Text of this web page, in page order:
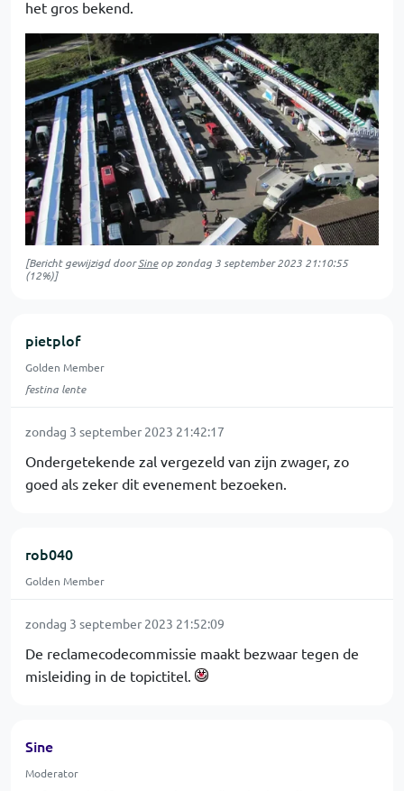
het gros bekend.
[Bericht gewijzigd doorSineop zondag 3 september 2023 21:10:55
(12%)]
pietplof
Golden Member
festina lente
zondag 3 september 2023 21:42:17
Ondergetekende zal vergezeld van zijn zwager, zo
goed als zeker dit evenement bezoeken.
rob040
Golden Member
zondag 3 september 2023 21:52:09
De reclamecodecommissie maakt bezwaar tegen de
misleiding in de topictitel.
Sine
Moderator